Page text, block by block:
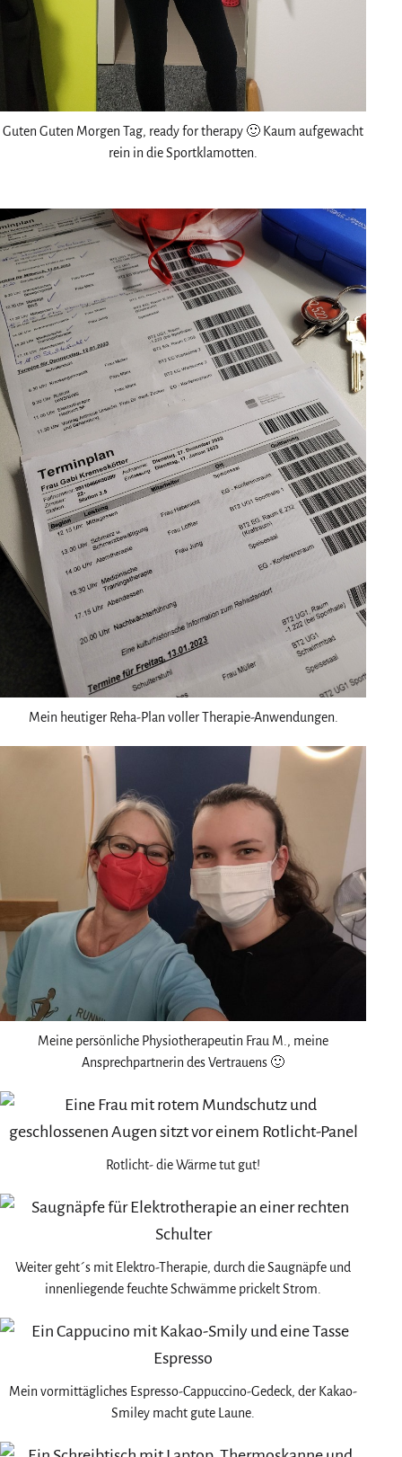
Guten Guten Morgen Tag, ready for therapy 🙂 Kaum aufgewacht
rein in die Sportklamotten.
Mein heutiger Reha-Plan voller Therapie-Anwendungen.
Meine persönliche Physiotherapeutin Frau M., meine
Ansprechpartnerin des Vertrauens 🙂
Rotlicht- die Wärme tut gut!
Weiter geht´s mit Elektro-Therapie, durch die Saugnäpfe und
innenliegende feuchte Schwämme prickelt Strom.
Mein vormittägliches Espresso-Cappuccino-Gedeck, der Kakao-
Smiley macht gute Laune.